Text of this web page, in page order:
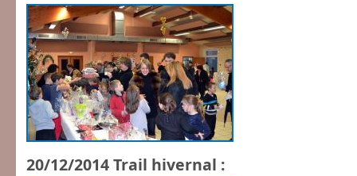
20/12/2014 Trail hivernal :